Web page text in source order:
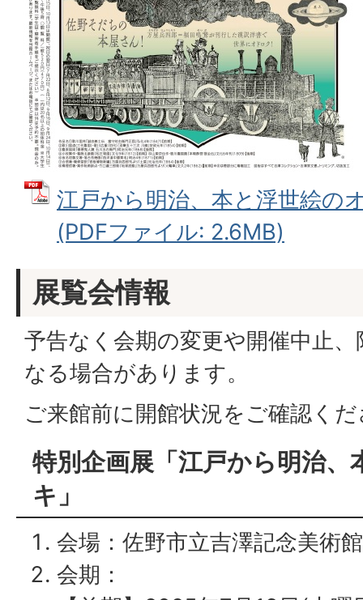
江戸から明治、本と浮世絵の
(PDFファイル: 2.6MB)
展覧会情報
予告なく会期の変更や開催中止
なる場合があります。
ご来館前に開館状況をご確認く
特別企画展「江戸から明治、
キ」
会場：佐野市立吉澤記念美術館
会期：